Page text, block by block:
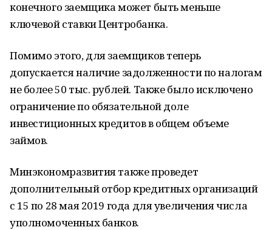
конечного заемщика может быть меньше
ключевой ставки Центробанка.
Помимо этого, для заемщиков теперь
допускается наличие задолженности по налогам
не более 50 тыс. рублей. Также было исключено
ограничение по обязательной доле
инвестиционных кредитов в общем объеме
займов.
Минэкономразвития также проведет
дополнительный отбор кредитных организаций
с 15 по 28 мая 2019 года для увеличения числа
уполномоченных банков.